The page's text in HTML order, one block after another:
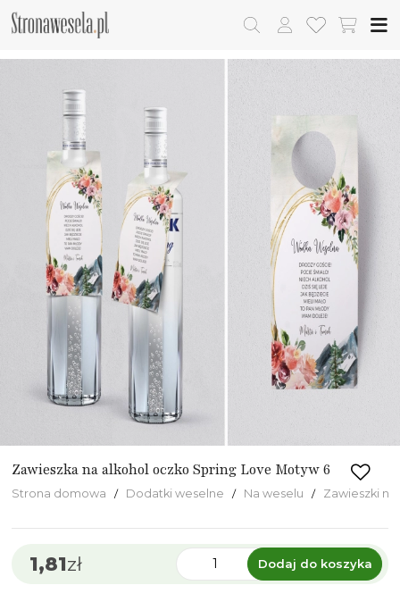
Zawieszka na alkohol oczko Spring Love Motyw 6
Strona domowa Dodatki weselne Na weselu Zawieszki
1,81zł Dodaj do koszyka